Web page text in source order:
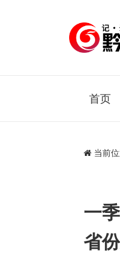
首页
当前位
一
省